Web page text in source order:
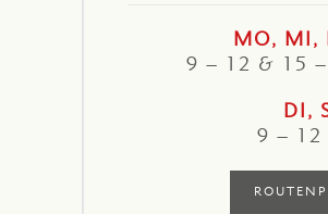
MO, MI,
9 – 12 & 15
DI,
9 – 12